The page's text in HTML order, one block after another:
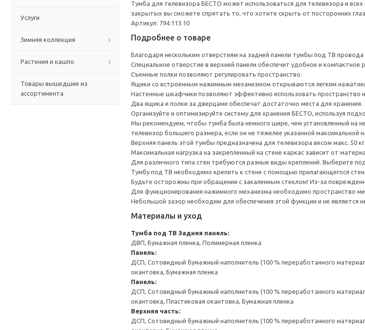
Услуги
Зимняя коллекция
Растения и кашпо
Товары вышедшие из
ассортимента
Тумба для телевизора БЕСТО может использоваться для телевизора и
закрытых вы сможете спрятать то, что хотите скрыть от посторонних
Артикул: 794.113.10
Подробнее о товаре
Благодаря нескольким отверстиям на задней панели тумбы под ТВ провода
Специальное отверстие в верхней панели обеспечит удобное и
Съемные полки позволяют регулировать пространство.
Ящики со встроенным нажимным механизмом открываются легким
Настенные шкафчики позволяют эффективно использовать пространство
Два ящика и полки за дверцами обеспечат достаточно места для хранения.
Организуйте и оптимизируйте систему для хранения БЕСТО, используя
Мы рекомендуем, чтобы тумба была немного шире, чем установленный на
телевизор большего размера, если он не тяжелее указанной максимальной
Верхняя панель этой тумбы предназначена для телевизора весом макс. 50 кг.
Максимальная нагрузка на закрепленный на стене каркас зависит от
Для различного типа стен требуются разные виды креплений. Выберите
Тумбу под ТВ необходимо крепить к стене с помощью прилагающегося
Будьте осторожны при обращении с закаленным стеклом! Из-за
Для функционирования нажимного механизма необходимо пространство
Небольшой зазор необходим для обеспечения этой функции и не является
Материалы и уход
Тумба под ТВ Задняя панель:
ДВП, Бумажная пленка, Полимерная пленка
Панель:
ДСП, Сотовидный бумажный наполнитель (100 % переработанного
окантовка, Бумажная пленка
Панель:
ДСП, Сотовидный бумажный наполнитель (100 % переработанного
окантовка, Пластиковая окантовка, Бумажная пленка
Верхняя часть:
ДСП, Сотовидный бумажный наполнитель (100 % переработанного